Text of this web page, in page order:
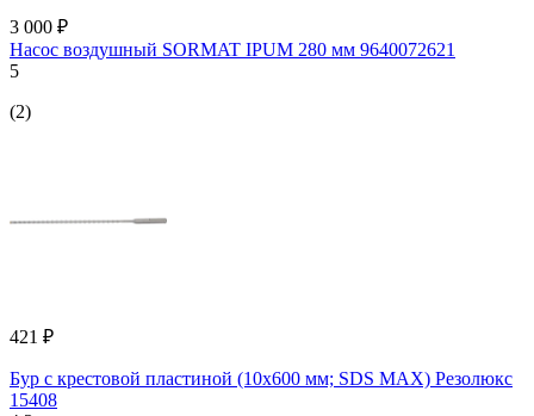
3 000 ₽
Насос воздушный SORMAT IPUM 280 мм 9640072621
5
(2)
421 ₽
Бур с крестовой пластиной (10х600 мм; SDS MAX) Резолюкс
15408